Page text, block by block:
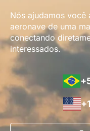
Nós ajudamos você
aeronave de uma
conectando
interessados.